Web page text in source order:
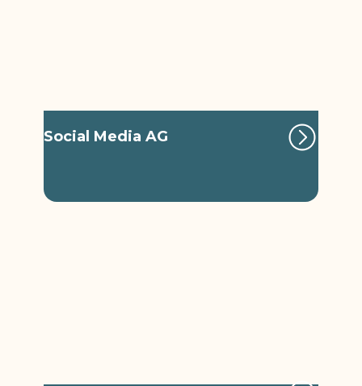
Social Media AG